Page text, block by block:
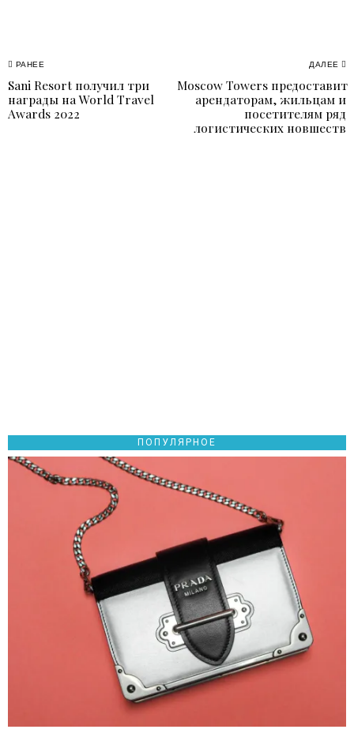
Навигация
по
РАНЕЕ
Previous
post:
Sani Resort получил три
награды на World Travel
Awards 2022
ДАЛЕЕ
Moscow Towers предоставит
арендаторам, жильцам и
посетителям ряд
логистических новшеств
ПОПУЛЯРНОЕ